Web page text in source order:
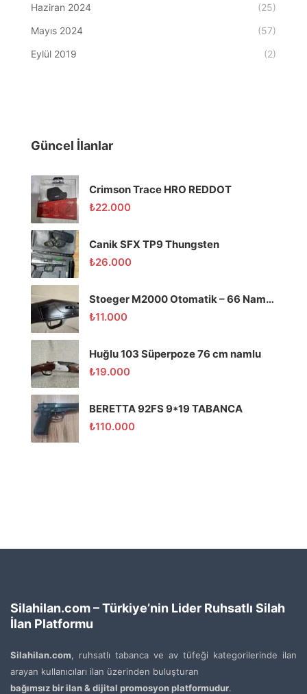
Haziran 2024
(25)
Mayıs 2024
(57)
Eylül 2019
(2)
Güncel İlanlar
Crimson Trace HRO REDDOT
₺22.000
Canik SFX TP9 Thungsten
₺26.000
Stoeger M2000 Otomatik – 66 Namlu – Temiz
₺11.000
Huğlu 103 Süperpoze 76 cm namlu
₺19.000
BERETTA 92FS 9*19 TABANCA
₺110.000
Silahilan.com – Türkiye’nin Lider Ruhsatlı Silah
İlan Platformu
Silahilan.com, ruhsatlı tabanca ve av tüfeği kategorilerinde ilan
arayan kullanıcıları ilan üzerinden buluşturan
bağımsız bir ilan & dijital promosyon platformudur.